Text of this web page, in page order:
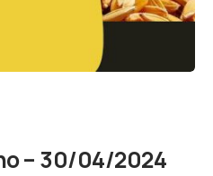
– 30/04/2024